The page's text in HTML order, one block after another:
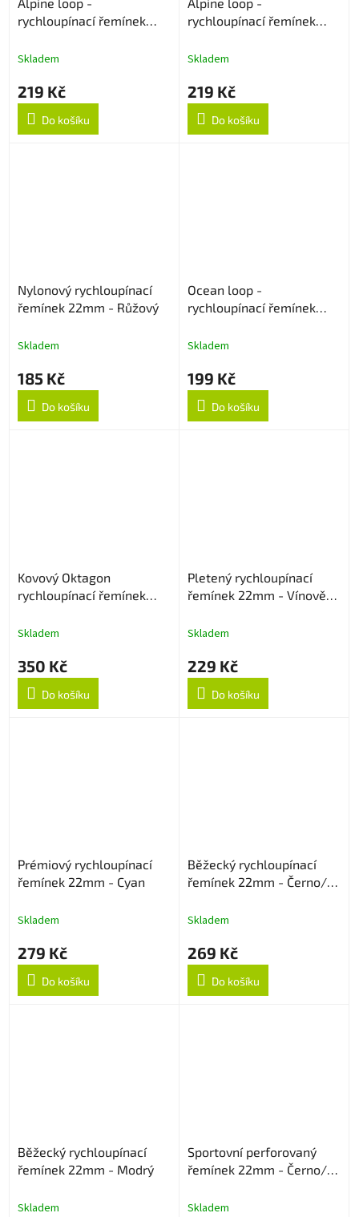
rychloupínací řemínek
Skladem
219 Kč
Do košíku
rychloupínací řemínek
Skladem
219 Kč
Do košíku
Nylonový rychloupínací
řemínek 22mm - Růžový
Skladem
185 Kč
Do košíku
Ocean loop -
rychloupínací řemínek
Skladem
199 Kč
Do košíku
Kovový Oktagon
rychloupínací řemínek
Skladem
350 Kč
Do košíku
Pletený rychloupínací
řemínek 22mm - Vínově
Skladem
229 Kč
Do košíku
Prémiový rychloupínací
řemínek 22mm - Cyan
Skladem
279 Kč
Do košíku
Běžecký rychloupínací
řemínek 22mm - Černo/
Skladem
269 Kč
Do košíku
Běžecký rychloupínací
řemínek 22mm - Modrý
Skladem
Sportovní perforovaný
řemínek 22mm - Černo/
Skladem